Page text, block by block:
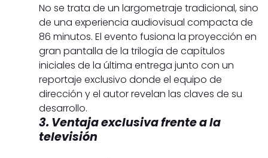
No se trata de un largometraje tradicional, sino
de una experiencia audiovisual compacta de
86 minutos. El evento fusiona la proyección en
gran pantalla de la trilogía de capítulos
iniciales de la última entrega junto con un
reportaje exclusivo donde el equipo de
dirección y el autor revelan las claves de su
desarrollo.
3. Ventaja exclusiva frente a la
televisión